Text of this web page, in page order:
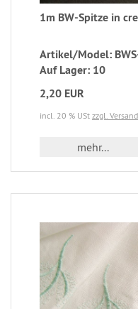
1m BW-Spitze in
Artikel/Model:
Auf Lager: 10
2,20 EUR
incl. 20 % USt zzgl.
mehr...